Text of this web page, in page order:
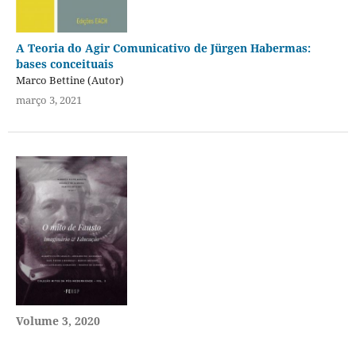
A Teoria do Agir Comunicativo de Jürgen Habermas:
bases conceituais
Marco Bettine (Autor)
março 3, 2021
Volume 3, 2020